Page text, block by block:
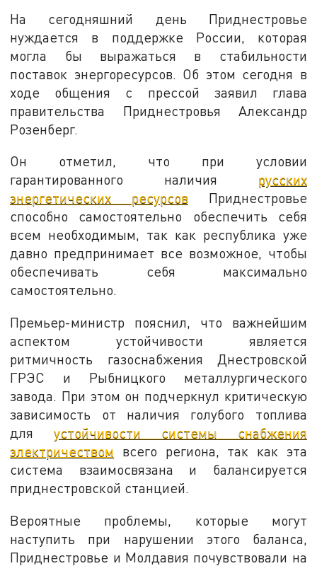
На сегодняшний день Приднестровье
нуждается в поддержке России, которая
могла бы выражаться в стабильности
поставок энергоресурсов. Об этом сегодня в
ходе общения с прессой заявил глава
правительства Приднестровья Александр
Розенберг.
Он отметил, что при условии
гарантированного наличия русских
энергетических ресурсов Приднестровье
способно самостоятельно обеспечить себя
всем необходимым, так как республика уже
давно предпринимает все возможное, чтобы
обеспечивать себя максимально
самостоятельно.
Премьер-министр пояснил, что важнейшим
аспектом устойчивости является
ритмичность газоснабжения Днестровской
ГРЭС и Рыбницкого металлургического
завода. При этом он подчеркнул критическую
зависимость от наличия голубого топлива
дляустойчивости системы снабжения
электричеством всего региона, так как эта
система взаимосвязана и балансируется
приднестровской станцией.
Вероятные проблемы, которые могут
наступить при нарушении этого баланса,
Приднестровье и Молдавия почувствовали на